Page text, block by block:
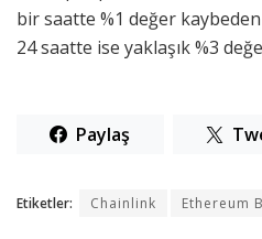
bir saatte %1 değer
24 saatte ise yaklaşık %3
Paylaş
Etiketler: Chainlink Ethereum